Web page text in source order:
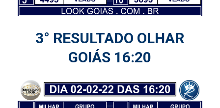
3° RESULTADO OLHAR
GOIÁS 16:20